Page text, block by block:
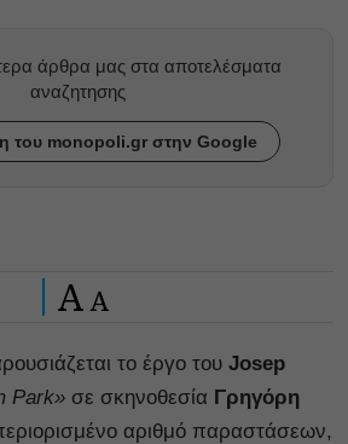
άρθρα μας στα αποτελέσματα
αναζητησης
του monopoli.gr στην Google
A A
το έργο του Josep
Park» σε σκηνοθεσία Γρηγόρη
αριθμό παραστάσεων,